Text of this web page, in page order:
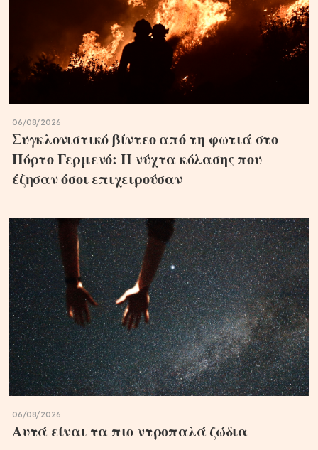
06/08/2026
Συγκλονιστικό βίντεο από τη φωτιά στο
Πόρτο Γερμενό: Η νύχτα κόλασης που
έζησαν όσοι επιχειρούσαν
06/08/2026
Αυτά είναι τα πιο ντροπαλά ζώδια